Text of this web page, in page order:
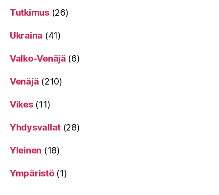
Tutkimus(26)
Ukraina (41)
Valko-Venäjä (6)
Venäjä (210)
Vikes(11)
Yhdysvallat (28)
Yleinen (18)
Ympäristö(1)